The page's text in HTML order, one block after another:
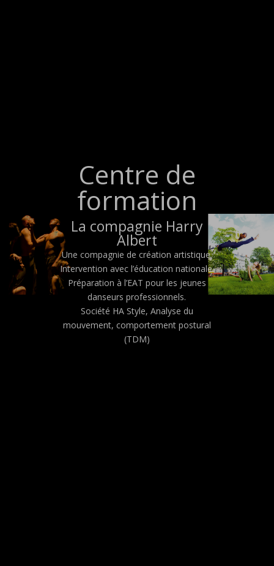
Centre de
formation
La compagnie Harry
Albert
Une compagnie de création artistique.
Intervention avec l’éducation nationale.
Préparation à l’EAT pour les jeunes
danseurs professionnels.
Société HA Style, Analyse du
mouvement, comportement postural
(TDM)